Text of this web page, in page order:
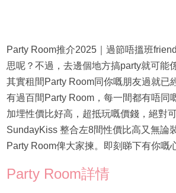
Party Room推介2025｜過節唔搵班
思呢？不過，去邊個地方搞party就可能
其實租間Party Room同你嘅朋友過就已
有過百間Party Room，每一間都有唔同
加埋性價比好高，超抵玩嘅價錢，絕對
SundayKiss 整合左8間性價比高又無論
Party Room俾大家揀。即刻睇下有你嘅
Party Room詳情